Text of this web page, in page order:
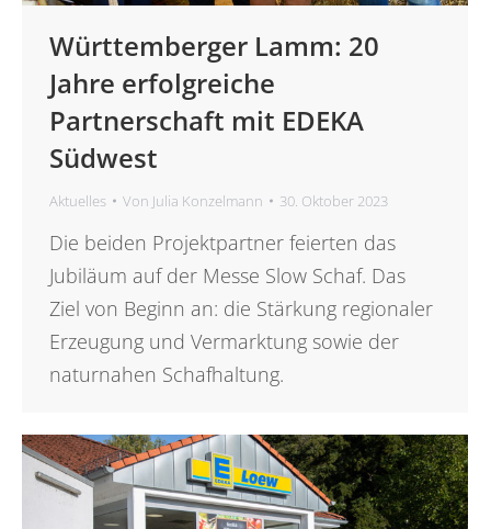
Württemberger Lamm: 20
Jahre erfolgreiche
Partnerschaft mit EDEKA
Südwest
Aktuelles Von Julia Konzelmann 30. Oktober 2023
Die beiden Projektpartner feierten das
Jubiläum auf der Messe Slow Schaf. Das
Ziel von Beginn an: die Stärkung regionaler
Erzeugung und Vermarktung sowie der
naturnahen Schafhaltung.